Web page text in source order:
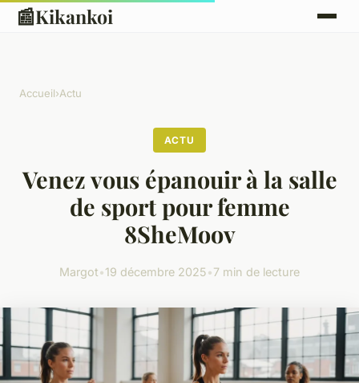
📰Kikankoi
Accueil›Actu
ACTU
Venez vous épanouir à la salle
de sport pour femme
8SheMoov
Margot•19 décembre 2025•7 min de lecture